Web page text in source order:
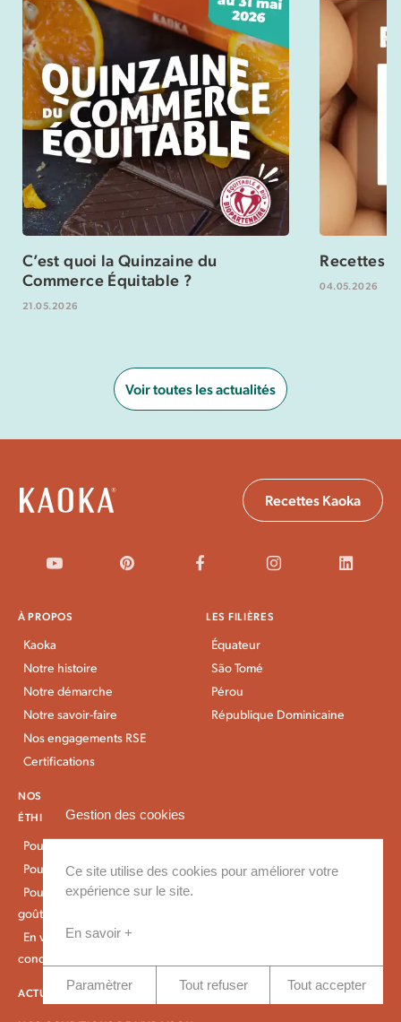
C’est quoi la Quinzaine du
Commerce Équitable ?
21.05.2026
Recettes
04.05.2026
Voir toutes les actualités
Recettes Kaoka
À PROPOS
Kaoka
Notre histoire
Notre démarche
Notre savoir-faire
Nos engagements RSE
Certifications
LES FILIÈRES
Équateur
São Tomé
Pérou
République Dominicaine
NOS CHOCOLATS BIO &
ÉTHIQUES
Pour déguster
Pour pâtisser
Pour le petit-déjeuner et le
goûter
En vrac et gros
conditionnement
Magasins Bio
ACTUALITÉS KAOKA IDÉES RECETTES
Gestion des cookies
Ce site utilise des cookies pour améliorer votre
expérience sur le site.
En savoir +
Paramètrer Tout refuser Tout accepter